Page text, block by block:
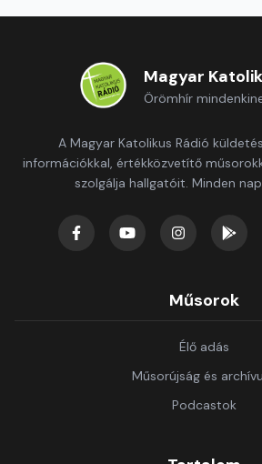
Magyar
Örömhír
A Magyar Katolikus Rádió
információkkal, értékközvetítő
szolgálja hallgatóit. Minden
Műsorok
Élő adás
Műsorújság és
Podcastok